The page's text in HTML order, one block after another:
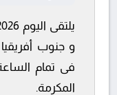
المكرمة.